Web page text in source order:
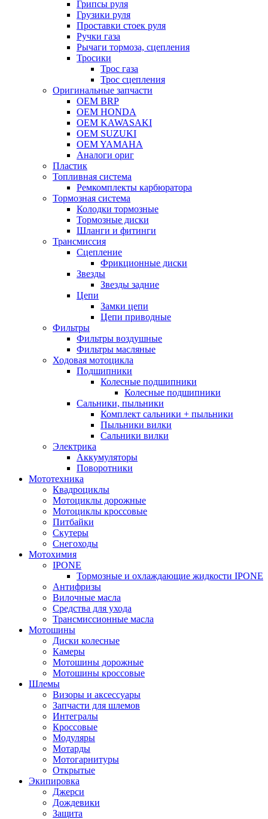
Грипсы руля
Грузики руля
Проставки стоек руля
Ручки газа
Рычаги тормоза, сцепления
Тросики
Трос газа
Трос сцепления
Оригинальные запчасти
OEM BRP
OEM HONDA
OEM KAWASAKI
OEM SUZUKI
OEM YAMAHA
Аналоги ориг
Пластик
Топливная система
Ремкомплекты карбюратора
Тормозная система
Колодки тормозные
Тормозные диски
Шланги и фитинги
Трансмиссия
Cцепление
Фрикционные диски
Звезды
Звезды задние
Цепи
Замки цепи
Цепи приводные
Фильтры
Фильтры воздушные
Фильтры масляные
Ходовая мотоцикла
Подшипники
Колесные подшипники
Колесные подшипники
Сальники, пыльники
Комплект сальники + пыльники
Пыльники вилки
Сальники вилки
Электрика
Аккумуляторы
Поворотники
Мототехника
Квадроциклы
Мотоциклы дорожные
Мотоциклы кроссовые
Питбайки
Скутеры
Снегоходы
Мотохимия
IPONE
Тормозные и охлаждающие жидкости IPONE
Антифризы
Вилочные масла
Средства для ухода
Трансмиссионные масла
Мотошины
Диски колесные
Камеры
Мотошины дорожные
Мотошины кроссовые
Шлемы
Визоры и аксессуары
Запчасти для шлемов
Интегралы
Кроссовые
Модуляры
Мотарды
Мотогарнитуры
Открытые
Экипировка
Джерси
Дождевики
Защита